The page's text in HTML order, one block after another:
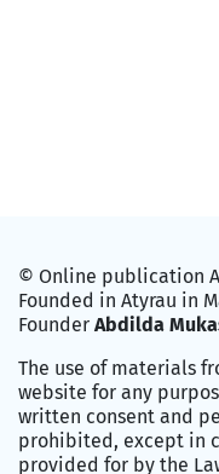
© Online publication
Founded in Atyrau in
Founder Abdilda
The use of materials
website for any
written consent and
prohibited, except in
provided for by the